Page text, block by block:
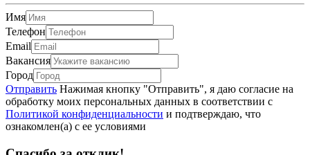
Имя
Телефон
Email
Вакансия
Город
Отправить Нажимая кнопку "Отправить", я даю согласие на
обработку моих персональных данных в соответствии с
Политикой конфиденциальности и подтверждаю, что
ознакомлен(а) с ее условиями